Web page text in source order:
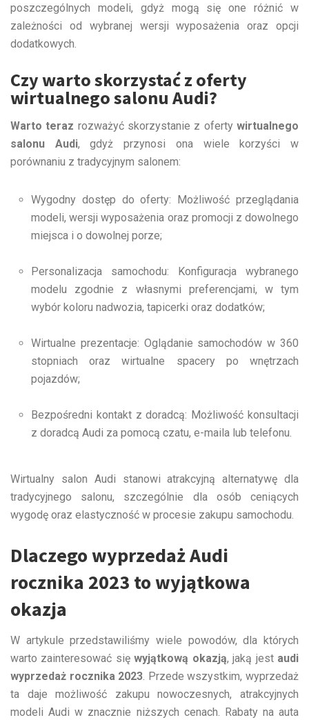
poszczególnych modeli, gdyż mogą się one różnić w
zależności od wybranej wersji wyposażenia oraz opcji
dodatkowych.
Czy warto skorzystać z oferty
wirtualnego salonu Audi?
Warto teraz rozważyć skorzystanie z ofertywirtualnego
salonu Audi, gdyż przynosi ona wiele korzyści w
porównaniu z tradycyjnym salonem:
Wygodny dostęp do oferty: Możliwość przeglądania
modeli, wersji wyposażenia oraz promocji z dowolnego
miejsca i o dowolnej porze;
Personalizacja samochodu: Konfiguracja wybranego
modelu zgodnie z własnymi preferencjami, w tym
wybór koloru nadwozia, tapicerki oraz dodatków;
Wirtualne prezentacje: Oglądanie samochodów w 360
stopniach oraz wirtualne spacery po wnętrzach
pojazdów;
Bezpośredni kontakt z doradcą: Możliwość konsultacji
z doradcą Audi za pomocą czatu, e-maila lub telefonu.
Wirtualny salon Audi stanowi atrakcyjną alternatywę dla
tradycyjnego salonu, szczególnie dla osób ceniących
wygodę oraz elastyczność w procesie zakupu samochodu.
Dlaczego wyprzedaż Audi
rocznika 2023 to wyjątkowa
okazja
W artykule przedstawiliśmy wiele powodów, dla których
warto zainteresować sięwyjątkową okazją, jaką jest audi
wyprzedaż rocznika 2023 . Przede wszystkim, wyprzedaż
ta daje możliwość zakupu nowoczesnych, atrakcyjnych
modeli Audi w znacznie niższych cenach. Rabaty na auta